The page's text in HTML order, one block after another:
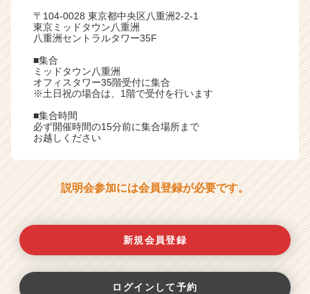
〒104-0028 東京都中央区八重洲2-2-1
東京ミッドタウン八重洲
八重洲セントラルタワー35F
■集合
ミッドタウン八重洲
オフィスタワー35階受付に集合
※土日祝の場合は、1階で受付を行います
■集合時間
必ず開催時間の15分前に集合場所まで
お越しください
説明会参加には会員登録が必要です。
新規会員登録
ログインして予約